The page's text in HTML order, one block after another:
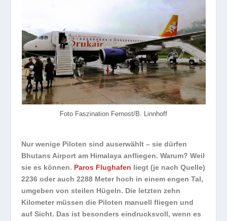
Foto Faszination Fernost/B. Linnhoff
Nur wenige Piloten sind auserwählt – sie dürfen
Bhutans Airport am Himalaya anfliegen. Warum? Weil
sie es können. Paros Flughafen liegt (je nach Quelle)
2236 oder auch 2288 Meter hoch in einem engen Tal,
umgeben von steilen Hügeln. Die letzten zehn
Kilometer müssen die Piloten manuell fliegen und
auf Sicht. Das ist besonders eindrucksvoll, wenn es